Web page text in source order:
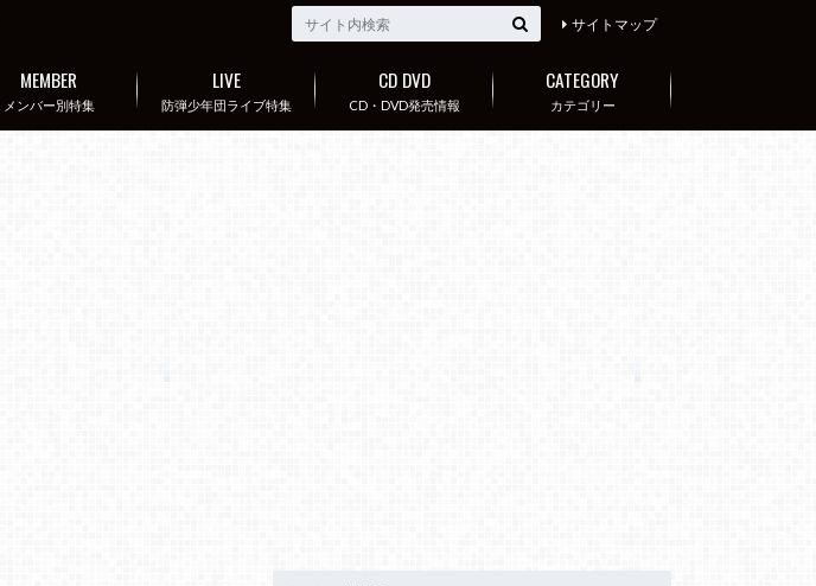
サイトマップ
メンバー別特集
MEMBER
防弾少年団ライブ特集
LIVE
CD・DVD発売情報
CD DVD
カテゴリー
CATEGORY